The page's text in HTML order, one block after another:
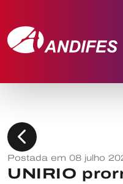
chevron_left
Postada em 08 julho
UNIRIO